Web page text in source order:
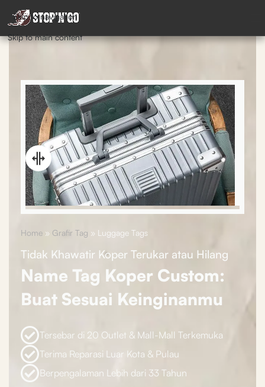
Skip to navigation
Skip to main content
Home » Grafir Tag » Luggage Tags
Tidak Khawatir Koper Terukar atau Hilang
Name Tag Koper Custom:
Buat Sesuai Keinginanmu
Tersebar di 20 Outlet & Mall-Mall Terkemuka
Terima Reparasi Luar Kota & Pulau
Berpengalaman Lebih dari 33 Tahun